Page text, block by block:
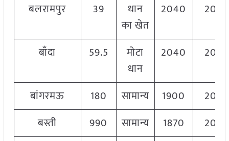
बलरामपुर
39
धान
का खेत
2040 2040
बाँदा 59.5
मोटा
धान
2040 2060
बांगरमऊ 180 सामान्य 1900
2040
बस्ती
990 सामान्य 1870
2040